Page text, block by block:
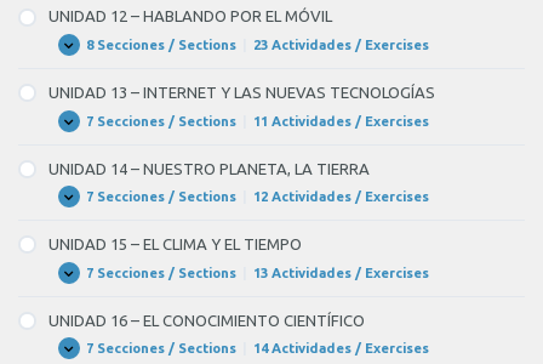
–
LOS
VIAJES
UNIDAD 12 – HABLANDO POR EL MÓVIL
Expandir
UNIDAD
–
HABLANDO
POR
EL
8 Secciones / Sections 23 Actividades / Exercises
UNIDAD 13 – INTERNET Y LAS NUEVAS TECNOLOGÍAS
Expandir
UNIDAD
–
INTERNET
Y
LAS
TECNOLOGÍAS
7 Secciones / Sections 11 Actividades / Exercises
UNIDAD 14 – NUESTRO PLANETA, LA TIERRA
Expandir
UNIDAD
–
NUESTRO
PLANETA,
LA
7 Secciones / Sections 12 Actividades / Exercises
UNIDAD 15 – EL CLIMA Y EL TIEMPO
Expandir
UNIDAD
–
EL
CLIMA
7 Secciones / Sections 13 Actividades / Exercises
UNIDAD 16 – EL CONOCIMIENTO CIENTÍFICO
Expandir
UNIDAD7 Secciones / Sections 14 Actividades / Exercises